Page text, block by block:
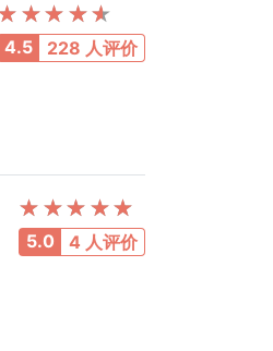
4.5 228 人评价
5.0 4 人评价